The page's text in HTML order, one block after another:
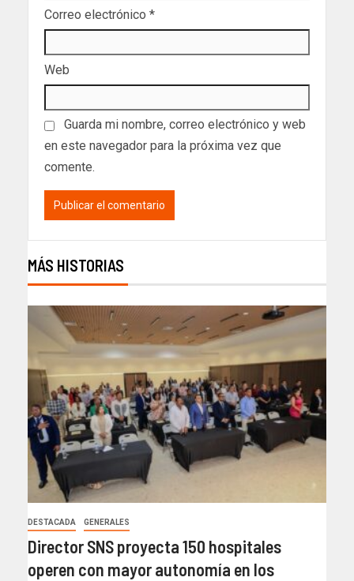
Correo electrónico *
Web
Guarda mi nombre, correo electrónico y web
en este navegador para la próxima vez que
comente.
MÁS HISTORIAS
DESTACADA GENERALES
Director SNS proyecta 150 hospitales
operen con mayor autonomía en los